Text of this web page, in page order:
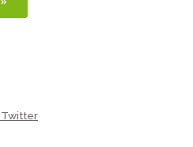
Twitter